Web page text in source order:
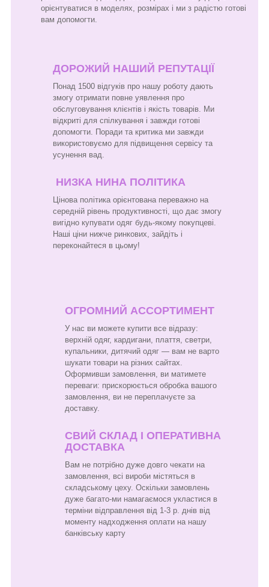
орієнтуватися в моделях, розмірах і ми з радістю готові
вам допомогти.
ДОРОЖИЙ НАШИЙ РЕПУТАЦІЇ
Понад 1500 відгуків про нашу роботу дають
змогу отримати повне уявлення про
обслуговування клієнтів і якість товарів. Ми
відкриті для спілкування і завжди готові
допомогти. Поради та критика ми завжди
використовуємо для підвищення сервісу та
усунення вад.
НИЗКА НИНА ПОЛІТИКА
Цінова політика орієнтована переважно на
середній рівень продуктивності, що дає змогу
вигідно купувати одяг будь-якому покупцеві.
Наші ціни нижче ринкових, зайдіть і
переконайтеся в цьому!
ОГРОМНИЙ АССОРТИМЕНТ
У нас ви можете купити все відразу:
верхній одяг, кардигани, плаття, светри,
купальники, дитячий одяг — вам не варто
шукати товари на різних сайтах.
Оформивши замовлення, ви матимете
переваги: прискорюється обробка вашого
замовлення, ви не переплачуєте за
доставку.
СВИЙ СКЛАД І ОПЕРАТИВНА
ДОСТАВКА
Вам не потрібно дуже довго чекати на
замовлення, всі вироби містяться в
складському цеху. Оскільки замовлень
дуже багато-ми намагаємося укластися в
терміни відправлення від 1-3 р. днів від
моменту надходження оплати на нашу
банківську карту